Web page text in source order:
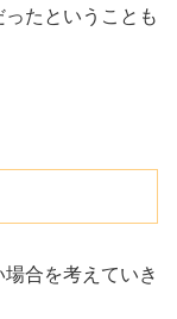
たということも
合を考えていき